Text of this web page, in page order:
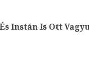
Instán Is Ott